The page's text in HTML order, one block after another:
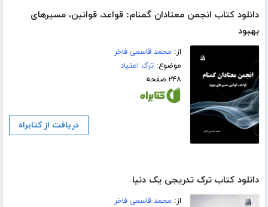
دانلود کتاب انجمن معتادان گمنام: قواعد، قوانین، مسیرهای
بهبود
از: محمد قاسمی فاخر
موضوع:ترک اعتیاد
۲۴۸ صفحه
دریافت از کتابراه
دانلود کتاب ترک تدریجی یک دنیا
از: محمد قاسمی فاخر